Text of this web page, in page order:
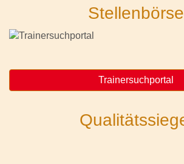
Stellenbörse
Trainersuchportal